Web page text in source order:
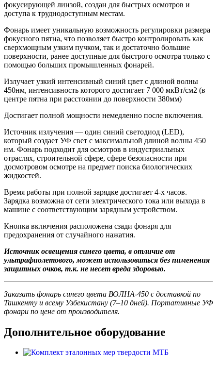
фокусирующей линзой, создан для быстрых осмотров и
доступа к труднодоступным местам.
Фонарь имеет уникальную возможность регулировки размера
фокусного пятна, что позволяет быстро контролировать как
сверхмощным узким пучком, так и достаточно большие
поверхности, ранее доступные для быстрого осмотра только с
помощью больших промышленных фонарей.
Излучает узкий интенсивный синий цвет с длиной волны
450нм, интенсивность которого достигает 7 000 мкВт/см2 (в
центре пятна при расстоянии до поверхности 380мм)
Достигает полной мощности немедленно после включения.
Источник излучения — один синий светодиод (LED),
который создает УФ свет с максимальной длиной волны 450
нм. Фонарь подходит для осмотров в индустриальных
отраслях, строительной сфере, сфере безопасности при
досмотровом осмотре на предмет поиска биологических
жидкостей.
Время работы при полной зарядке достигает 4-х часов.
Зарядка возможна от сети электрического тока или выхода в
машине с соответствующим зарядным устройством.
Кнопка включения расположена сзади фонаря для
предохранения от случайного нажатия.
Источник освещения синего цвета, в отличие от
ультрафиолетового, может использоваться без пименения
защитных очков, т.к. не несет вреда здоровью.
Заказать фонарь синего цвета ВОЛНА-450 с доставкой по
Ташкенту и всему Узбекистану (7–10 дней). Портативные УФ
фонари по цене от производителя.
Дополнительное оборудование